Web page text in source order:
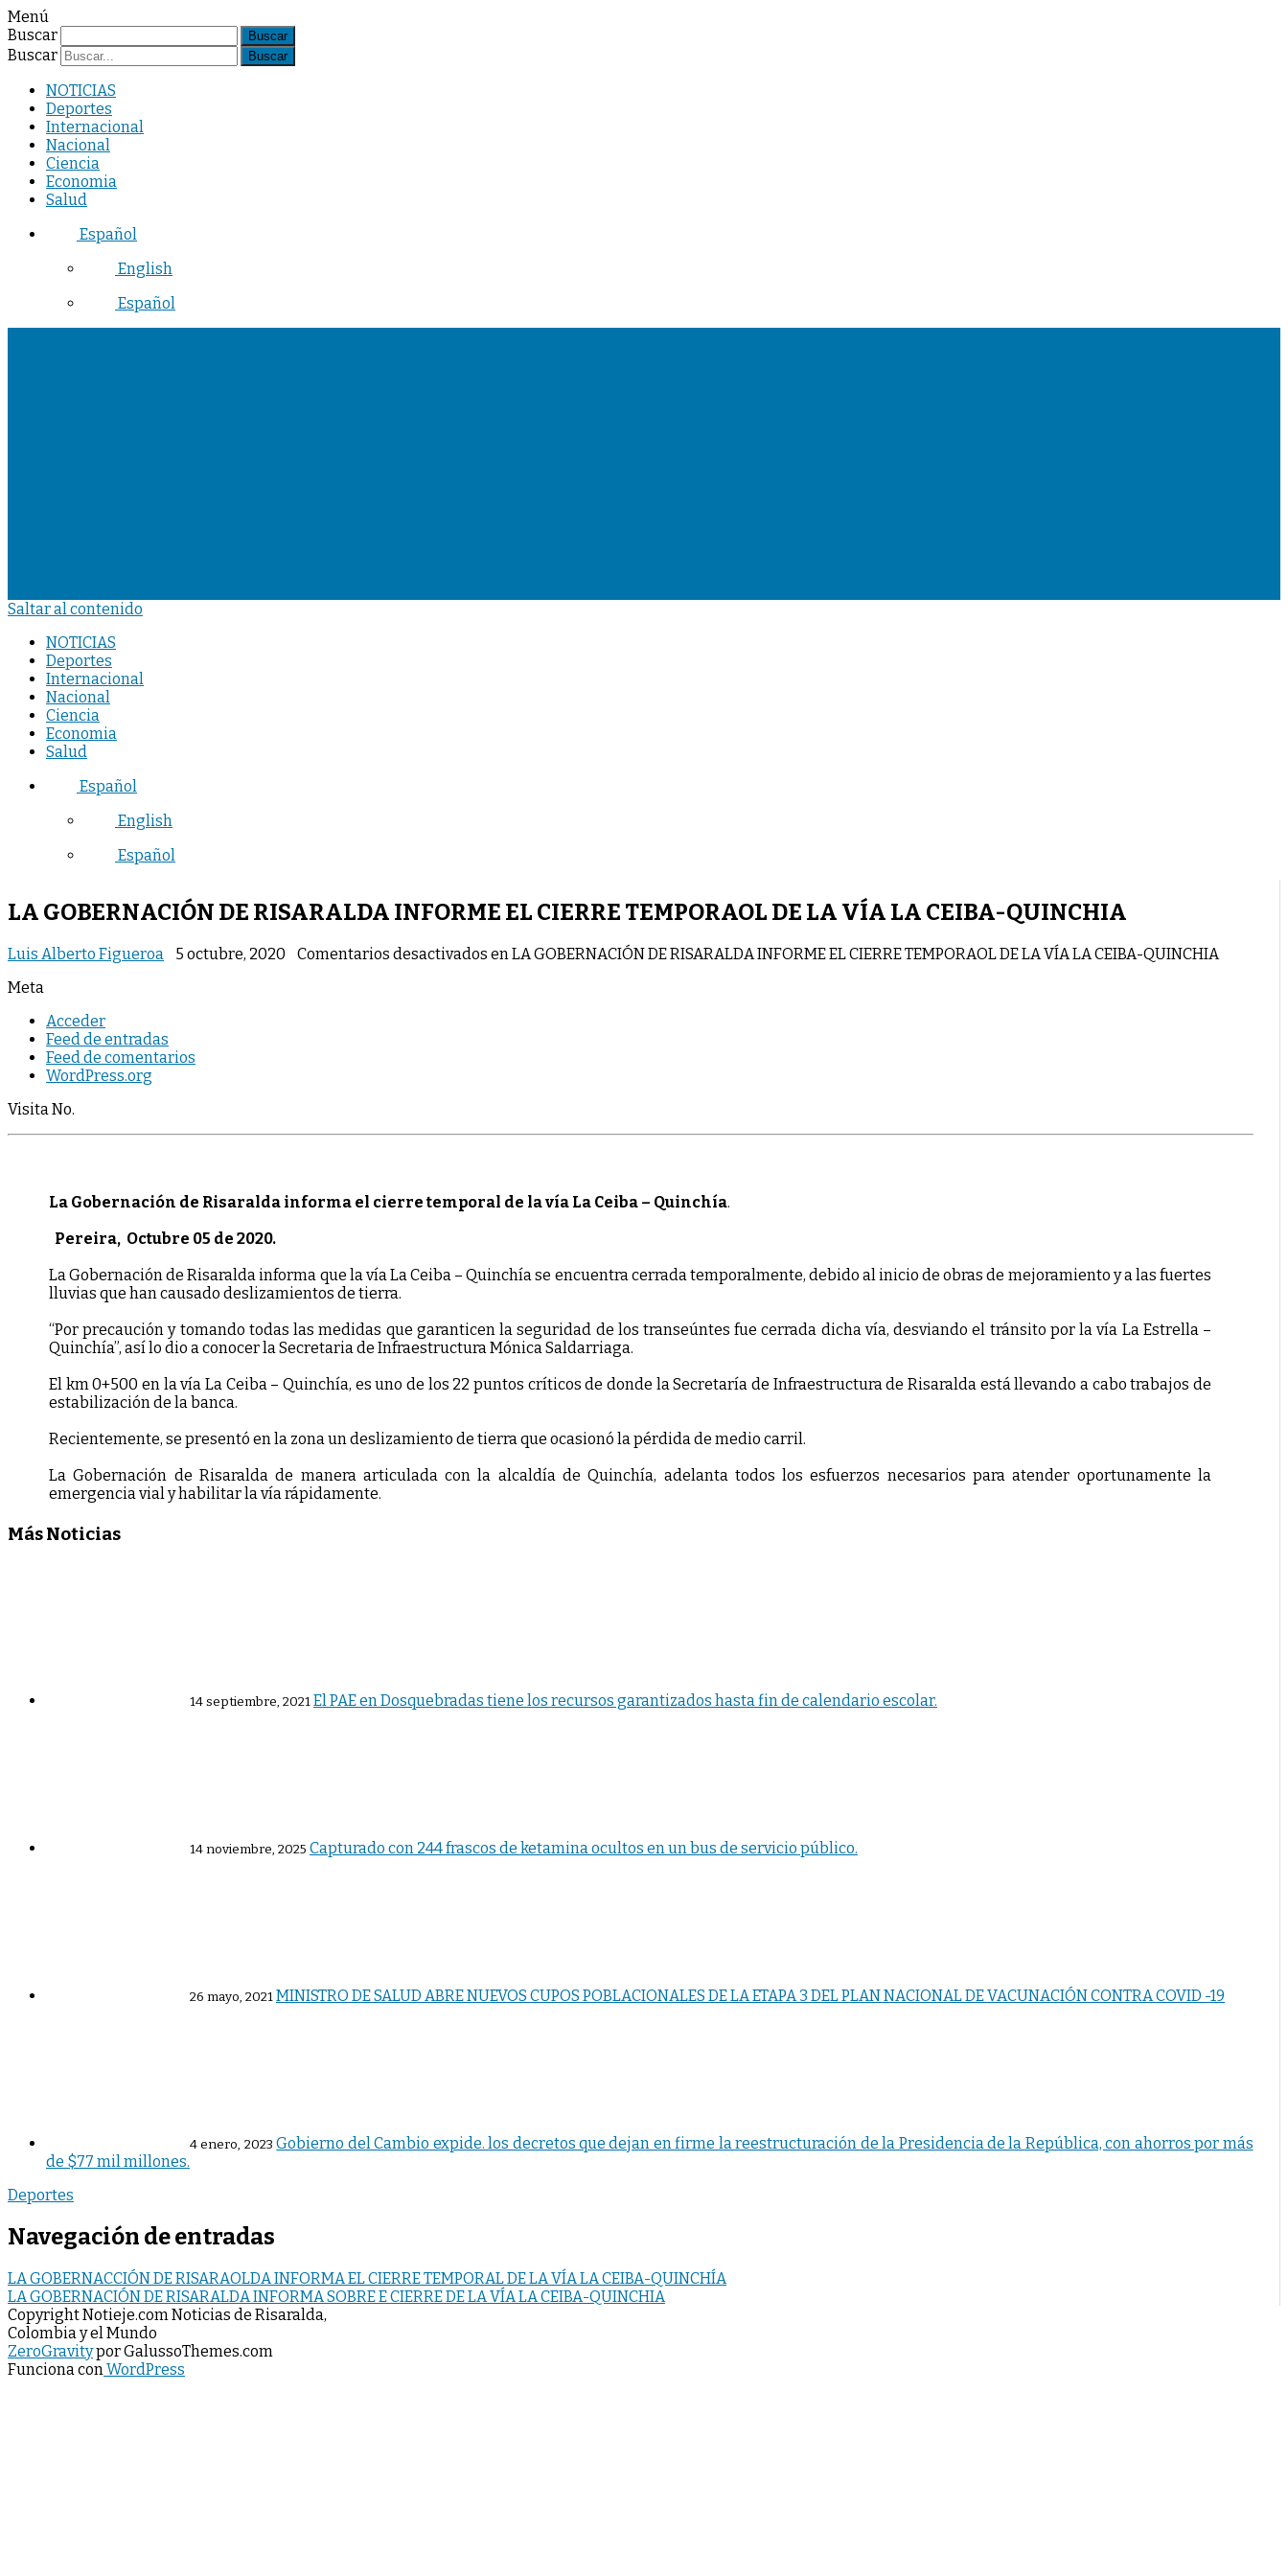
Menú
Buscar
Buscar
NOTICIAS
Deportes
Internacional
Nacional
Ciencia
Economia
Salud
Español
English
Español
Saltar al contenido
NOTICIAS
Deportes
Internacional
Nacional
Ciencia
Economia
Salud
Español
English
Español
LA GOBERNACIÓN DE RISARALDA INFORME EL CIERRE TEMPORAOL DE LA VÍA LA CEIBA-QUINCHIA
Luis Alberto Figueroa 5 octubre, 2020 Comentarios desactivados en LA GOBERNACIÓN DE RISARALDA INFORME EL CIERRE TEMPORAOL DE LA VÍA LA CEIBA-QUINCHIA
Meta
Acceder
Feed de entradas
Feed de comentarios
WordPress.org
Visita No.
La Gobernación de Risaralda informa el cierre temporal de la vía La Ceiba – Quinchía.
Pereira, Octubre 05 de 2020.
La Gobernación de Risaralda informa que la vía La Ceiba – Quinchía se encuentra cerrada temporalmente, debido al inicio de obras de mejoramiento y a las fuertes
lluvias que han causado deslizamientos de tierra.
“Por precaución y tomando todas las medidas que garanticen la seguridad de los transeúntes fue cerrada dicha vía, desviando el tránsito por la vía La Estrella –
Quinchía”, así lo dio a conocer la Secretaria de Infraestructura Mónica Saldarriaga.
El km 0+500 en la vía La Ceiba – Quinchía, es uno de los 22 puntos críticos de donde la Secretaría de Infraestructura de Risaralda está llevando a cabo trabajos de
estabilización de la banca.
Recientemente, se presentó en la zona un deslizamiento de tierra que ocasionó la pérdida de medio carril.
La Gobernación de Risaralda de manera articulada con la alcaldía de Quinchía, adelanta todos los esfuerzos necesarios para atender oportunamente la
emergencia vial y habilitar la vía rápidamente.
Más Noticias
14 septiembre, 2021El PAE en Dosquebradas tiene los recursos garantizados hasta fin de calendario escolar.
14 noviembre, 2025 Capturado con 244 frascos de ketamina ocultos en un bus de servicio público.
26 mayo, 2021MINISTRO DE SALUD ABRE NUEVOS CUPOS POBLACIONALES DE LA ETAPA 3 DEL PLAN NACIONAL DE VACUNACIÓN CONTRA COVID -19
4 enero, 2023 Gobierno del Cambio expide. los decretos que dejan en firme la reestructuración de la Presidencia de la República, con ahorros por más
de $77 mil millones.
Deportes
Navegación de entradas
LA GOBERNACCIÓN DE RISARAOLDA INFORMA EL CIERRE TEMPORAL DE LA VÍA LA CEIBA-QUINCHÍA
LA GOBERNACIÓN DE RISARALDA INFORMA SOBRE E CIERRE DE LA VÍA LA CEIBA-QUINCHIA
Copyright Notieje.com Noticias de Risaralda,
Colombia y el Mundo
ZeroGravitypor GalussoThemes.com
Funciona conWordPress